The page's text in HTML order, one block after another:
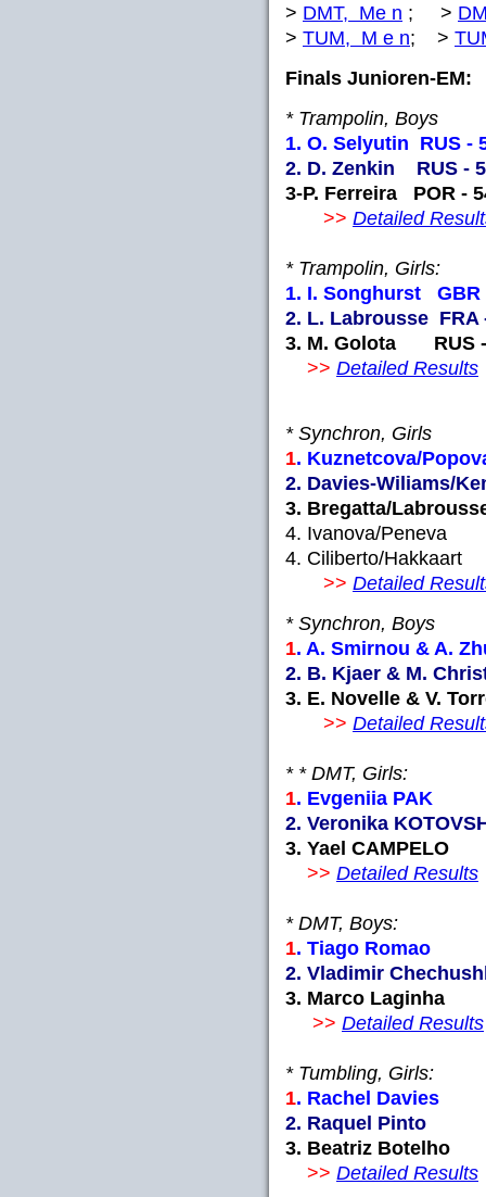
> DMT, Me n ; >
> TUM, M e n; >
Finals Junioren-EM:
* Trampolin, Boys
1. O. Selyutin RUS -
2. D. Zenkin RUS -
3-P. Ferreira POR -
>> Detailed
* Trampolin, Girls:
1. I. Songhurst GBR
2. L. Labrousse FRA
3. M. Golota RUS -
>> Detailed Results
* Synchron, Girls
1. Kuznetcova/
2. Davies-Wiliams/
3. Bregatta/
4. Ivanova/
4. Ciliberto/
>> Detailed
* Synchron, Boys
1. A. Smirnou & A.
2. B. Kjaer & M.
3. E. Novelle & V.
>> Detailed
* * DMT, Girls:
1. Evgeniia
2. Veronika
3. Yael
>> Detailed Results
* DMT, Boys:
1. Tiago Romao
2. Vladimir
3. Marco Laginha
>> Detailed Results
* Tumbling, Girls:
1. Rachel Davies
2. Raquel Pinto
3. Beatriz Botelho
>> Detailed Results